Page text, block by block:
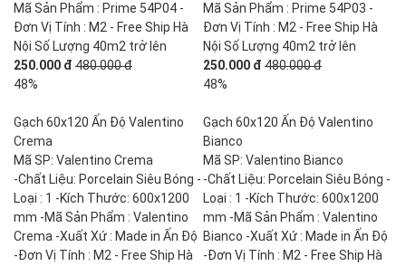
Mã Sản Phẩm : Prime 54P04 -
Đơn Vị Tính : M2 - Free Ship Hà
Nội Số Lượng 40m2 trở lên
250.000 đ 480.000 đ
48%
Mã Sản Phẩm : Prime 54P03 -
Đơn Vị Tính : M2 - Free Ship Hà
Nội Số Lượng 40m2 trở lên
250.000 đ 480.000 đ
48%
Gạch 60x120 Ấn Độ Valentino
Crema
Mã SP: Valentino Crema
-Chất Liệu: Porcelain Siêu Bóng -
Loại : 1 -Kích Thước: 600x1200
mm -Mã Sản Phẩm : Valentino
Crema -Xuất Xứ : Made in Ấn Độ
-Đơn Vị Tính : M2 - Free Ship Hà
Gạch 60x120 Ấn Độ Valentino
Bianco
Mã SP: Valentino Bianco
-Chất Liệu: Porcelain Siêu Bóng -
Loại : 1 -Kích Thước: 600x1200
mm -Mã Sản Phẩm : Valentino
Bianco -Xuất Xứ : Made in Ấn Độ
-Đơn Vị Tính : M2 - Free Ship Hà